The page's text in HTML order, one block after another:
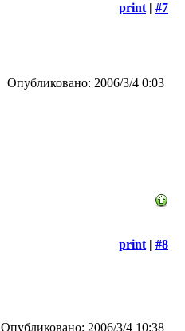
print | #7
Опубликовано: 2006/3/4 0:03
print | #8
Опубликовано: 2006/3/4 10:38